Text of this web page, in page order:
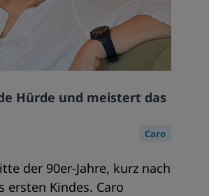
Hürde und meistert das
Caro
der 90er-Jahre, kurz nach
ersten Kindes. Caro